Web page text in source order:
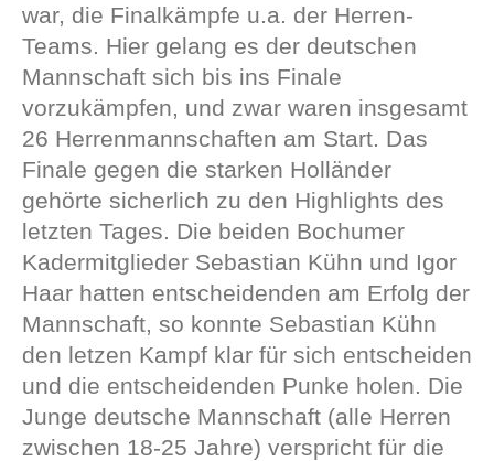
war, die Finalkämpfe u.a. der Herren-
Teams. Hier gelang es der deutschen
Mannschaft sich bis ins Finale
vorzukämpfen, und zwar waren insgesamt
26 Herrenmannschaften am Start. Das
Finale gegen die starken Holländer
gehörte sicherlich zu den Highlights des
letzten Tages. Die beiden Bochumer
Kadermitglieder Sebastian Kühn und Igor
Haar hatten entscheidenden am Erfolg der
Mannschaft, so konnte Sebastian Kühn
den letzen Kampf klar für sich entscheiden
und die entscheidenden Punke holen. Die
Junge deutsche Mannschaft (alle Herren
zwischen 18-25 Jahre) verspricht für die